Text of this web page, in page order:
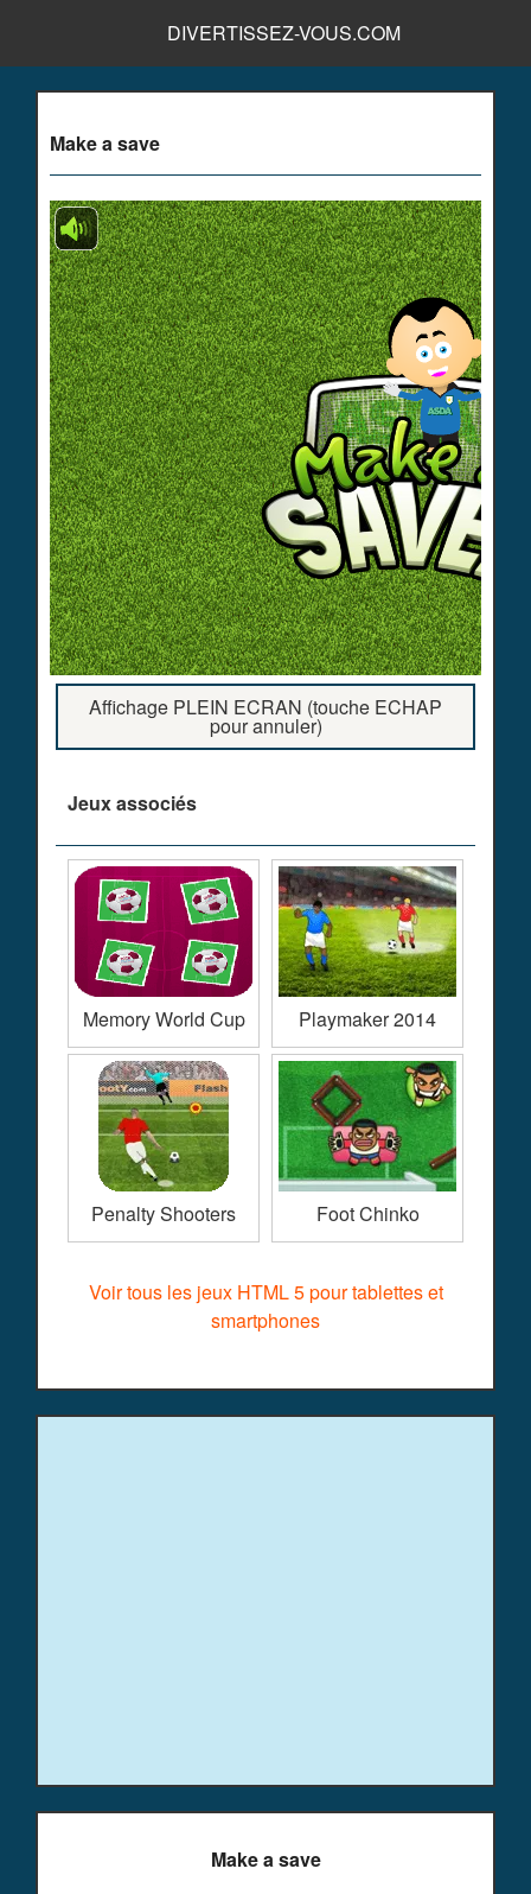
DIVERTISSEZ-VOUS.COM
Make a save
Affichage PLEIN ECRAN (touche ECHAP
pour annuler)
Jeux associés
Memory World Cup Playmaker 2014
Penalty Shooters Foot Chinko
Voir tous les jeux HTML 5 pour tablettes et
smartphones
Make a save